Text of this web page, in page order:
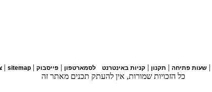
| sitemap | | שעות פתיחה | תקנון | קניות באינטרנט לסמארטפון | פייסבוק
כל הזכויות שמורות, אין להעתק תכנים מאתר זה